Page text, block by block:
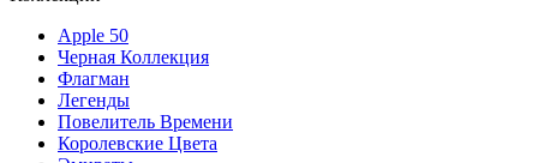
Apple 50
Черная Коллекция
Флагман
Легенды
Повелитель Времени
Королевские Цвета